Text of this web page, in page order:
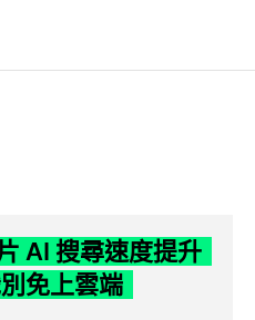
AI 搜尋速度提升
免上雲端